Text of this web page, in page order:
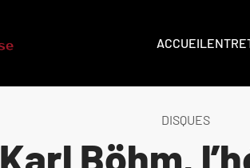
ACCUEIL
DISQUES
Karl Böhm,